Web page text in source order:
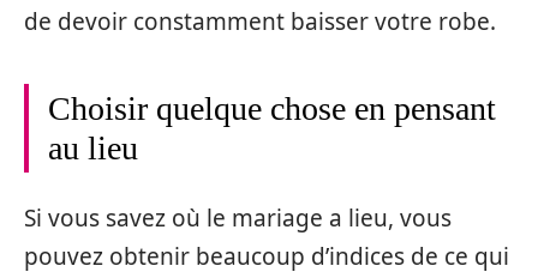
de devoir constamment baisser votre robe.
Choisir quelque chose en pensant
au lieu
Si vous savez où le mariage a lieu, vous
pouvez obtenir beaucoup d’indices de ce qui